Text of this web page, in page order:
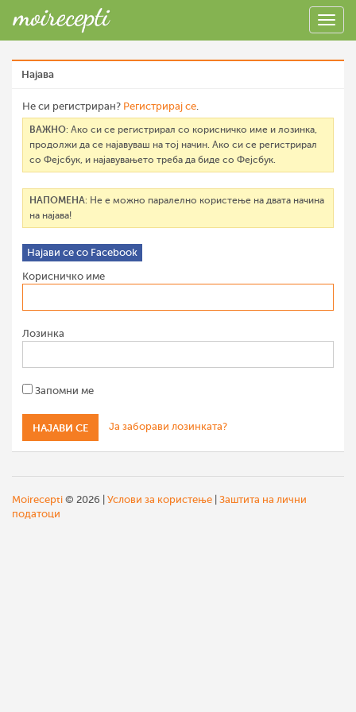
Најава
Не си регистриран? Регистрирај се.
ВАЖНО: Ако си се регистрирал со корисничко име и лозинка,
продолжи да се најавуваш на тој начин. Ако си се регистрирал
со Фејсбук, и најавувањето треба да биде со Фејсбук.
НАПОМЕНА: Не е можно паралелно користење на двата начина
на најава!
Најави се со Facebook
Корисничко име
Лозинка
Запомни ме
Ја заборави лозинката?
Moirecepti © 2026 | Услови за користење Заштита на лични
податоци